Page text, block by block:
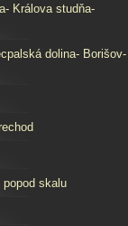
Králova studňa-
dolina- Borišov-
popod skalu